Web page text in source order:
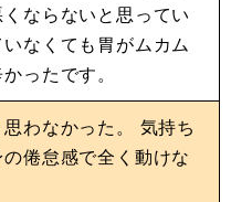
ならないと思ってい
なくても胃がムカム
ったです。
わなかった。 気持ち
倦怠感で全く動けな